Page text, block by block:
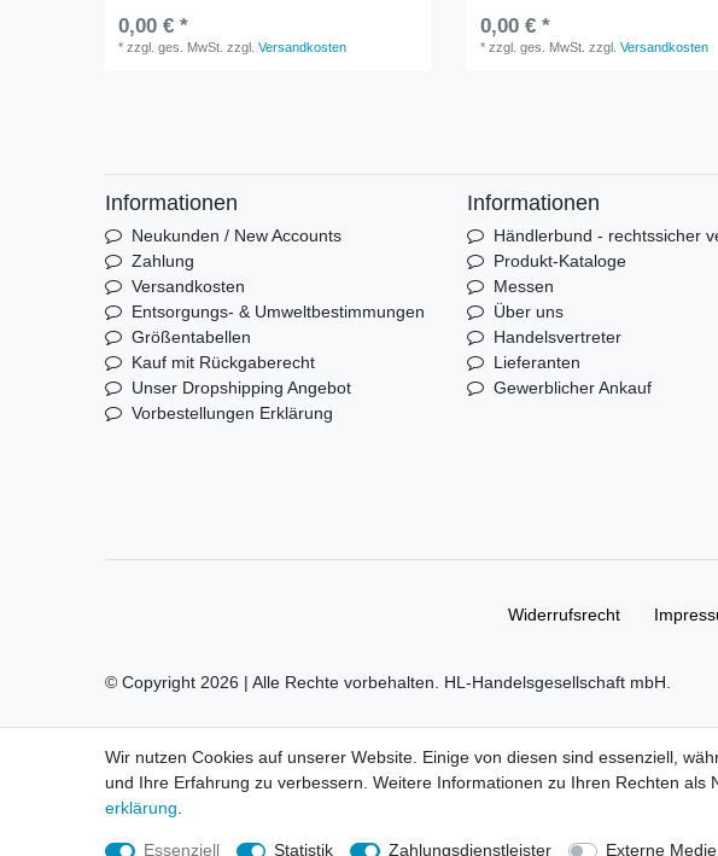
0,00 € *
*zzgl. ges. MwSt. zzgl.Versandkosten
0,00 € *
*zzgl. ges. MwSt. zzgl.Versandkosten
Informationen
Neukunden / New Accounts
Zahlung
Versandkosten
Entsorgungs- & Umweltbestimmungen
Größentabellen
Kauf mit Rückgaberecht
Unser Dropshipping Angebot
Vorbestellungen Erklärung
Informationen
Händlerbund - rechtssicher
Produkt-Kataloge
Messen
Über uns
Handelsvertreter
Lieferanten
Gewerblicher Ankauf
Widerrufs­recht
© Copyright 2026 | Alle Rechte vorbehalten. HL-Handelsgesellschaft mbH.
Alle Markennamen, Warenzeichen sowie sämtliche Produktbilder und
Preise nur für registrierte Händler, ansonsten zeigt der Shop 0,00 €
LEGO, das LEGO Logo, die Minifigur, DUPLO, LEGENDS OF CHIMA,
Wir nutzen Cookies auf unserer Website. Einige von diesen sind essenziell,
und Ihre Erfahrung zu verbessern. Weitere Informationen zu Ihren Rechten als
erklärung
Essenziell Statistik Zahlungsdienstleister Externe